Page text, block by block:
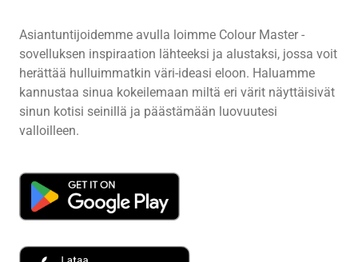
Asiantuntijoidemme avulla loimme Colour Master -
sovelluksen inspiraation lähteeksi ja alustaksi, jossa voit
herättää hulluimmatkin väri-ideasi eloon. Haluamme
kannustaa sinua kokeilemaan miltä eri värit näyttäisivät
sinun kotisi seinillä ja päästämään luovuutesi
valloilleen.